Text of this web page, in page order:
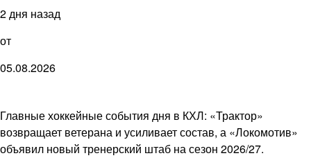
2 дня назад
от
05.08.2026
Главные хоккейные события дня в КХЛ: «Трактор»
возвращает ветерана и усиливает состав, а «Локомотив»
объявил новый тренерский штаб на сезон 2026/27.